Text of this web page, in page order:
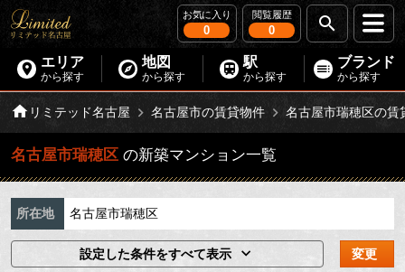
お気に入り
0
閲覧履歴
0
エリア
から探す
地図
から探す
駅
から探す
ブランド
から探す
リミテッド名古屋 名古屋市の賃貸物件 名古屋市瑞穂区の賃
名古屋市瑞穂区 の新築マンション一覧
所在地 名古屋市瑞穂区
設定した条件をすべて表示 変更